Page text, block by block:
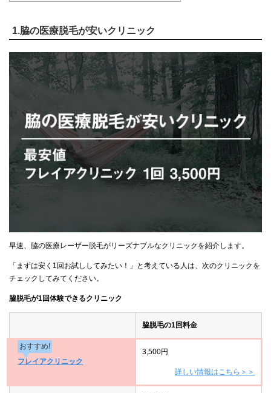
1.脇の医療脱毛が安いクリニック
早速、脇の医療レーザー脱毛がリーズナブルなクリニックを紹介します。
「まずは安く1回お試ししてみたい！」と考えている人は、次のクリニックを
チェックしてみてください。
脇脱毛が1回体験できるクリニック
脇脱毛の1回料金
おすすめ!
フレイアクリニック
3,500円
詳しい情報はこちら＞＞